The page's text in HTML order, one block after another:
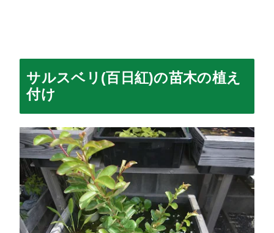
サルスベリ(百日紅)の苗木の植え
付け